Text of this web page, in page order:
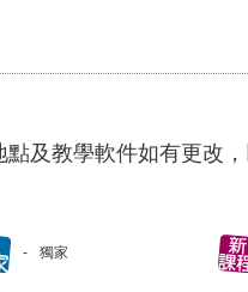
及教學軟件如有更改
獨家